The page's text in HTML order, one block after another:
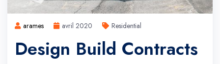
arames avril 2020 Residential
Design Build Contracts